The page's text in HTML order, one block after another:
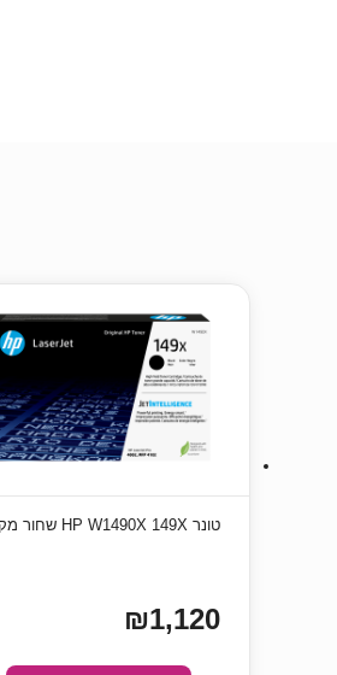
טונר HP W1490X 149X שחור מקורי
₪1,120